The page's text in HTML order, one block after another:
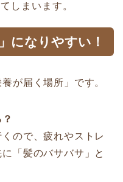
しまいます。
になりやすい！
が届く場所」です。
ので、疲れやストレ
「髪のバサバサ」と